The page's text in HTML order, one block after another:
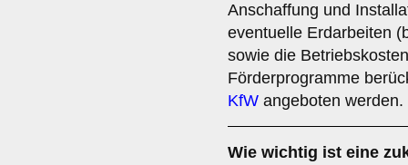
Anschaffung und
eventuelle Erdarbeiten
sowie die
Förderprogramme
KfW angeboten werden.
Wie wichtig ist eine